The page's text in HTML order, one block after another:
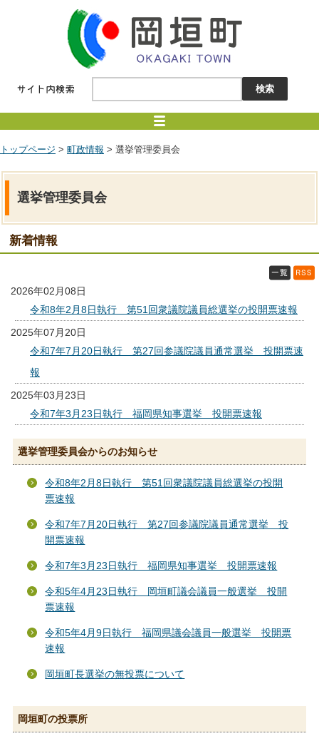
トップページ > 町政情報 > 選挙管理委員会
選挙管理委員会
新着情報
2026年02月08日
令和8年2月8日執行 第51回衆議院議員総選挙の投開票速報
2025年07月20日
令和7年7月20日執行 第27回参議院議員通常選挙 投開票速
報
2025年03月23日
令和7年3月23日執行 福岡県知事選挙 投開票速報
選挙管理委員会からのお知らせ
令和8年2月8日執行 第51回衆議院議員総選挙の投開
票速報
令和7年7月20日執行 第27回参議院議員通常選挙 投
開票速報
令和7年3月23日執行 福岡県知事選挙 投開票速報
令和5年4月23日執行 岡垣町議会議員一般選挙 投開
票速報
令和5年4月9日執行 福岡県議会議員一般選挙 投開票
速報
岡垣町長選挙の無投票について
岡垣町の投票所